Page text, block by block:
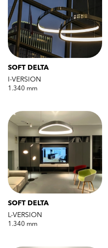
SOFT DELTA
I-VERSION
1.340 mm
SOFT DELTA
L-VERSION
1.340 mm